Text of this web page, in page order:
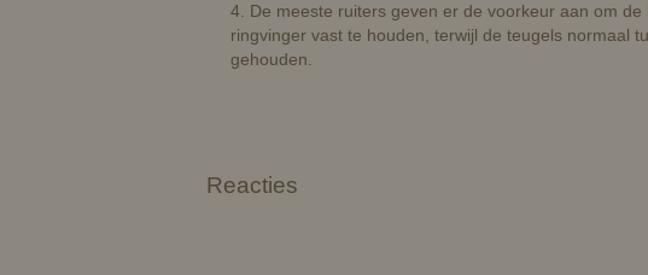
4. De meeste ruiters geven er de voorkeur aan om
ringvinger vast te houden, terwijl de teugels normaal
gehouden.
Reacties